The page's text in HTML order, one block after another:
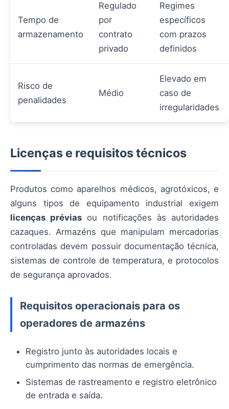
Tempo de
armazenamento
Regulado
por
contrato
privado
Regimes
específicos
com prazos
definidos
Risco de
penalidades
Médio
Elevado em
caso de
irregularidades
Licenças e requisitos técnicos
Produtos como aparelhos médicos, agrotóxicos, e
alguns tipos de equipamento industrial exigem
licenças prévias ou notificações às autoridades
cazaques. Armazéns que manipulam mercadorias
controladas devem possuir documentação técnica,
sistemas de controle de temperatura, e protocolos
de segurança aprovados.
Requisitos operacionais para os
operadores de armazéns
Registro junto às autoridades locais e
cumprimento das normas de emergência.
Sistemas de rastreamento e registro eletrônico
de entrada e saída.